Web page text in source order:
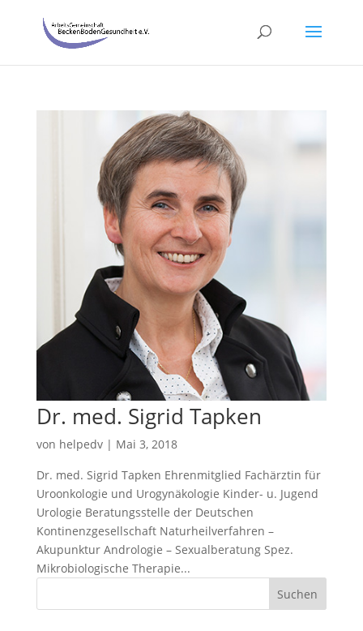
Dr. med. Sigrid Tapken
von helpedv| Mai 3, 2018
Dr. med. Sigrid Tapken Ehrenmitglied Fachärztin für
Uroonkologie und Urogynäkologie Kinder- u. Jugend
Urologie Beratungsstelle der Deutschen
Kontinenzgesellschaft Naturheilverfahren –
Akupunktur Andrologie – Sexualberatung Spez.
Mikrobiologische Therapie...